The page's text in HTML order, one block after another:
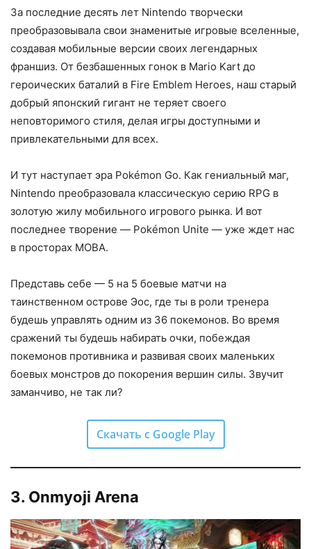
За последние десять лет Nintendo творчески
преобразовывала свои знаменитые игровые вселенные,
создавая мобильные версии своих легендарных
франшиз. От безбашенных гонок в Mario Kart до
героических баталий в Fire Emblem Heroes, наш старый
добрый японский гигант не теряет своего
неповторимого стиля, делая игры доступными и
привлекательными для всех.
И тут наступает эра Pokémon Go. Как гениальный маг,
Nintendo преобразовала классическую серию RPG в
золотую жилу мобильного игрового рынка. И вот
последнее творение — Pokémon Unite — уже ждет нас
в просторах MOBA.
Представь себе — 5 на 5 боевые матчи на
таинственном острове Эос, где ты в роли тренера
будешь управлять одним из 36 покемонов. Во время
сражений ты будешь набирать очки, побеждая
покемонов противника и развивая своих маленьких
боевых монстров до покорения вершин силы. Звучит
заманчиво, не так ли?
Скачать с Google Play
3. Onmyoji Arena